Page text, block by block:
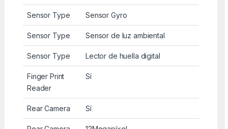
Sensor Type Sensor Gyro
Sensor Type Sensor de luz ambiental
Sensor Type Lector de huella digital
Finger Print
Reader
Sí
Rear Camera Sí